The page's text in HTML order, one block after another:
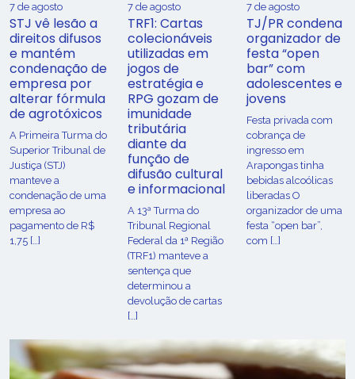
7 de agosto
STJ vê lesão a
direitos difusos
e mantém
condenação de
empresa por
alterar fórmula
de agrotóxicos
​A Primeira Turma do
Superior Tribunal de
Justiça (STJ)
manteve a
condenação de uma
empresa ao
pagamento de R$
1,75 […]
7 de agosto
TRF1: Cartas
colecionáveis
utilizadas em
jogos de
estratégia e
RPG gozam de
imunidade
tributária
diante da
função de
difusão cultural
e informacional
A 13ª Turma do
Tribunal Regional
Federal da 1ª Região
(TRF1) manteve a
sentença que
determinou a
devolução de cartas
[…]
7 de agosto
TJ/PR condena
organizador de
festa “open
bar” com
adolescentes e
jovens
Festa privada com
cobrança de
ingresso em
Arapongas tinha
bebidas alcoólicas
liberadas O
organizador de uma
festa “open bar”,
com […]